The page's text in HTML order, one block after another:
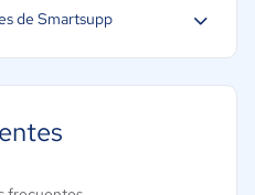
de Smartsupp